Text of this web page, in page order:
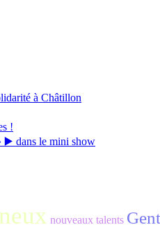
à Châtillon
!
▶️ dans le mini show
nouveaux talents